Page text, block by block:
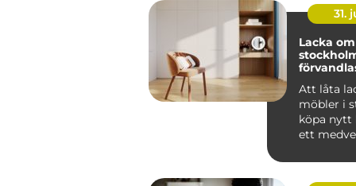
31.
Lacka
stockholm
Att låta
möbler i
köpa nytt
ett